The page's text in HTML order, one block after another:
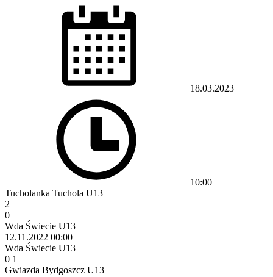
18.03.2023
10:00
Tucholanka Tuchola U13
2
0
Wda Świecie U13
12.11.2022 00:00
Wda Świecie U13
0 1
Gwiazda Bydgoszcz U13